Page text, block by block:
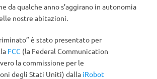
da qualche anno s’aggirano in autonomia
nostre abitazioni.
è stato presentato per
FCC (la Federal Communication
la commissione per le
degli Stati Uniti) dalla iRobot